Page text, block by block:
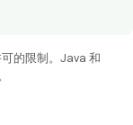
的限制。Java 和